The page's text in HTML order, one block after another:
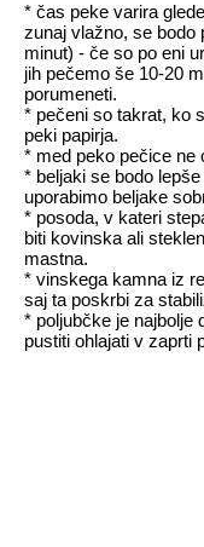
* čas peke varira
zunaj vlažno, se bodo
minut) - če so po eni
jih pečemo še 10-20
porumeneti.
* pečeni so takrat, ko
peki papirja.
* med peko pečice ne
* beljaki se bodo
uporabimo beljake
* posoda, v kateri
biti kovinska ali
mastna.
* vinskega kamna iz
saj ta poskrbi za
* poljubčke je najbolje
pustiti ohlajati v zaprti